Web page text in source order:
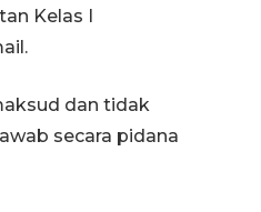
Kelas I
dan tidak
secara pidana